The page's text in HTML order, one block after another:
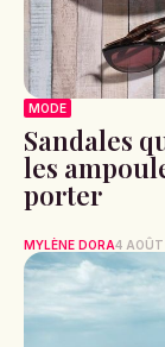
MODE
Sandales
les
porter
MYLÈNE DORA4